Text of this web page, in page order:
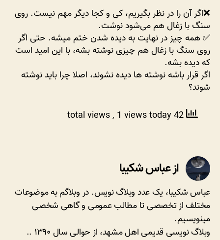
❌اگر آن را در نظر بگیریم، کی و کجا دیگر مهم نیست. روی
سنگ با زغال هم می‌شود نوشت.
✅ همه چیز در نهایت به دیده شدن ختم میشه. حتی اگر
روی سنگ با زغال هم چیزی نوشته بشه، با این امید است
که دیده بشه.
اگر قرار باشه نوشته ها دیده نشوند، اصلا چرا باید نوشته
شوند؟
, 1 views today
از عباس شکیبا
عباس شکیبا، یک عدد وبلاگ نویس. در وبلاگم به موضوعات
مختلف از تخصصی تا مطالب عمومی و گاهی شخصی
مینویسیم.
وبلاگ نویسی قدیمی اهل مشهد، از حوالی سال ۱۳۹۰ ..